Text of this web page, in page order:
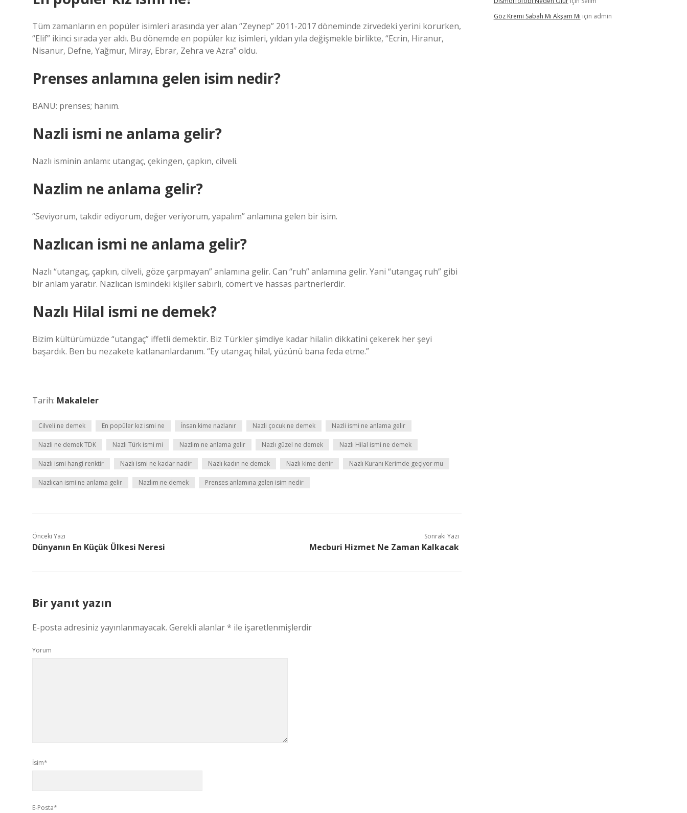
Tüm zamanların en popüler isimleri arasında yer alan “Zeynep” 2011-2017 döneminde zirvedeki yerini korurken,
“Elif” ikinci sırada yer aldı. Bu dönemde en popüler kız isimleri, yıldan yıla değişmekle birlikte, “Ecrin, Hiranur,
Nisanur, Defne, Yağmur, Miray, Ebrar, Zehra ve Azra” oldu.
Prenses anlamına gelen isim nedir?
BANU: prenses; hanım.
Nazli ismi ne anlama gelir?
Nazlı isminin anlamı: utangaç, çekingen, çapkın, cilveli.
Nazlim ne anlama gelir?
“Seviyorum, takdir ediyorum, değer veriyorum, yapalım” anlamına gelen bir isim.
Nazlıcan ismi ne anlama gelir?
Nazlı “utangaç, çapkın, cilveli, göze çarpmayan” anlamına gelir. Can “ruh” anlamına gelir. Yani “utangaç ruh” gibi
bir anlam yaratır. Nazlıcan ismindeki kişiler sabırlı, cömert ve hassas partnerlerdir.
Nazlı Hilal ismi ne demek?
Bizim kültürümüzde “utangaç” iffetli demektir. Biz Türkler şimdiye kadar hilalin dikkatini çekerek her şeyi
başardık. Ben bu nezakete katlananlardanım. “Ey utangaç hilal, yüzünü bana feda etme.”
Tarih: Makaleler
Cilveli ne demek En popüler kız ismi ne İnsan kime nazlanır Nazli çocuk ne demek Nazli ismi ne anlama gelir
Nazli ne demek TDK Nazli Türk ismi mi Nazlim ne anlama gelir Nazlı güzel ne demek Nazlı Hilal ismi ne demek
Nazlı ismi hangi renktir Nazlı ismi ne kadar nadir Nazlı kadın ne demek Nazlı kime denir Nazlı Kuranı Kerimde geçiyor mu
Nazlıcan ismi ne anlama gelir Nazlım ne demek Prenses anlamına gelen isim nedir
Önceki Yazı
Dünyanın En Küçük Ülkesi Neresi
Sonraki Yazı
Mecburi Hizmet Ne Zaman Kalkacak
Bir yanıt yazın
E-posta adresiniz yayınlanmayacak. Gerekli alanlar* ile işaretlenmişlerdir
Yorum
İsim*
E-Posta*
Göz Kremi Sabah Mı Akşam Mı için admin